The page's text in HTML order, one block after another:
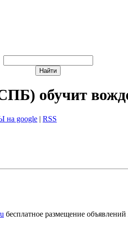
обучит
на google | RSS
бесплатное размещение